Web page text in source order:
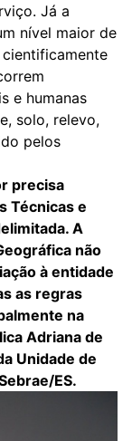
Já a
nível maior de
e humanas
solo, relevo,
pelos
precisa
Técnicas e
A
não
à entidade
as regras
na
Adriana de
Unidade de
ES.